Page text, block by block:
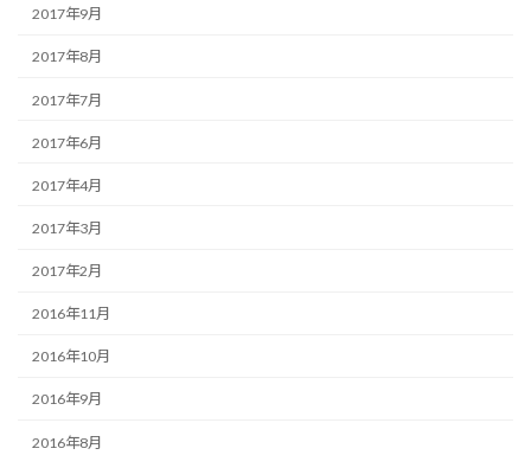
2017年9月
2017年8月
2017年7月
2017年6月
2017年4月
2017年3月
2017年2月
2016年11月
2016年10月
2016年9月
2016年8月